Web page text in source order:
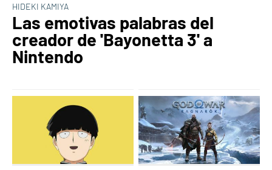
HIDEKI KAMIYA
Las emotivas palabras del
creador de 'Bayonetta 3' a
Nintendo